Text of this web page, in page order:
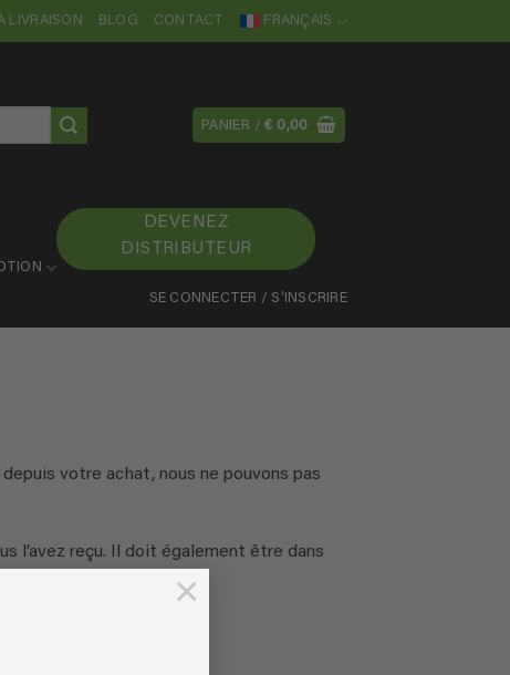
×
LIVRAISON BLOG CONTACT FRANÇAIS
PANIER /€ 0,00
DEVENEZ
DISTRIBUTEUR
SE CONNECTER / S’INSCRIRE
votre achat, nous ne pouvons pas
l’avez reçu. Il doit également être dans